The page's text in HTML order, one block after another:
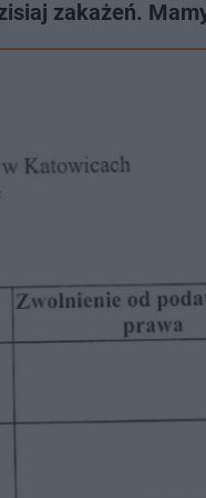
zakażeń.